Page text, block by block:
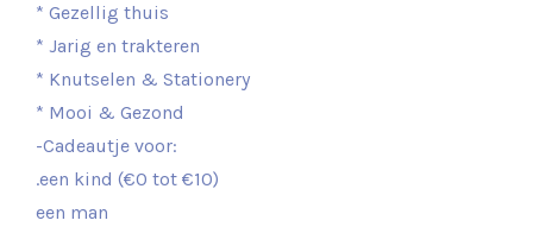
* Gezellig thuis
* Jarig en trakteren
* Knutselen & Stationery
* Mooi & Gezond
-Cadeautje voor:
.een kind (€0 tot €10)
een man